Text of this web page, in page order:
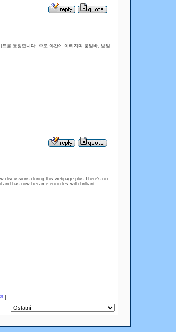
를 통칭합니다. 주로 야간에 이뤄지며 룸알바, 밤알
discussions during this webpage plus There's no
has now became encircles with brilliant
]